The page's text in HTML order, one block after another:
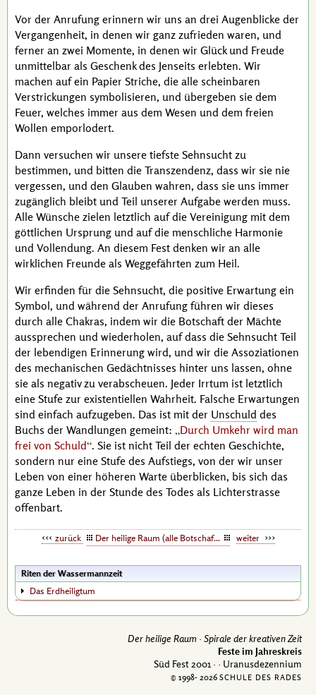
Vor der Anrufung erinnern wir uns an drei Augenblicke der
Vergangenheit, in denen wir ganz zufrieden waren, und
ferner an zwei Momente, in denen wir Glück und Freude
unmittelbar als Geschenk des Jenseits erlebten. Wir
machen auf ein Papier Striche, die alle scheinbaren
Verstrickungen symbolisieren, und übergeben sie dem
Feuer, welches immer aus dem Wesen und dem freien
Wollen emporlodert.
Dann versuchen wir unsere tiefste Sehnsucht zu
bestimmen, und bitten die Transzendenz, dass wir sie nie
vergessen, und den Glauben wahren, dass sie uns immer
zugänglich bleibt und Teil unserer Aufgabe werden muss.
Alle Wünsche zielen letztlich auf die Vereinigung mit dem
göttlichen Ursprung und auf die menschliche Harmonie
und Vollendung. An diesem Fest denken wir an alle
wirklichen Freunde als Weggefährten zum Heil.
Wir erfinden für die Sehnsucht, die positive Erwartung ein
Symbol, und während der Anrufung führen wir dieses
durch alle Chakras, indem wir die Botschaft der Mächte
aussprechen und wiederholen, auf dass die Sehnsucht Teil
der lebendigen Erinnerung wird, und wir die Assoziationen
des mechanischen Gedächtnisses hinter uns lassen, ohne
sie als negativ zu verabscheuen. Jeder Irrtum ist letztlich
eine Stufe zur existentiellen Wahrheit. Falsche Erwartungen
sind einfach aufzugeben. Das ist mit der Unschuld des
Buchs der Wandlungen gemeint:
Durch Umkehr wird man
frei von Schuld . Sie ist nicht Teil der echten Geschichte,
sondern nur eine Stufe des Aufstiegs, von der wir unser
Leben von einer höheren Warte überblicken, bis sich das
ganze Leben in der Stunde des Todes als Lichterstrasse
offenbart.
zurück Der heilige Raum (alle Botschaften) weiter
Riten der Wassermannzeit
Das Erdheiligtum
Der heilige Raum · Spirale der kreativen Zeit
Feste im Jahreskreis
Süd Fest 2001 · · Uranusdezennium
© 1998- 2026 SCHULE DES RADES